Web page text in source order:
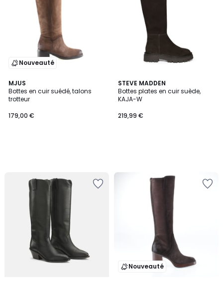
Nouveauté
MJUS
Bottes en cuir suédé, talons
trotteur
179,00 €
STEVE MADDEN
Bottes plates en cuir suède,
KAJA-W
219,99 €
Nouveauté